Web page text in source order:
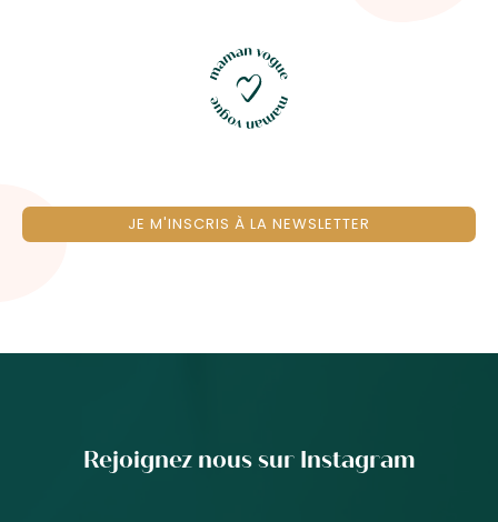
JE M'INSCRIS À LA NEWSLETTER
Rejoignez nous sur Instagram